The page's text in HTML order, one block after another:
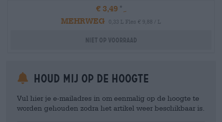
€ 3,49
MEHRWEG
0,33 L Fles € 9,88 / L
Niet op voorraad
Houd mij op de hoogte
Vul hier je e-mailadres in om eenmalig op de hoogte te
worden gehouden zodra het artikel weer beschikbaar is.